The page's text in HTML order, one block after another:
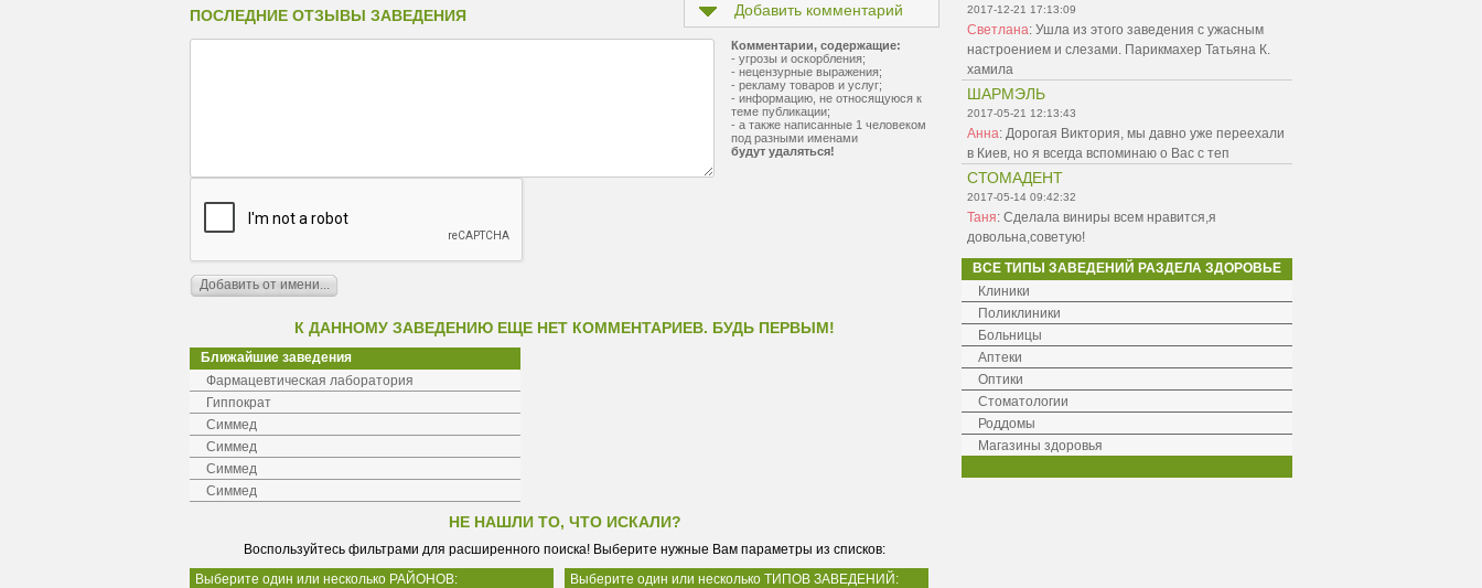
ПОСЛЕДНИЕ ОТЗЫВЫ ЗАВЕДЕНИЯ Добавить комментарий
Комментарии, содержащие:
- угрозы и оскорбления;
- нецензурные выражения;
- рекламу товаров и услуг;
- информацию, не относящуюся к
теме публикации;
- а также написанные 1 человеком
под разными именами
будут удаляться!
К ДАННОМУ ЗАВЕДЕНИЮ ЕЩЕ НЕТ КОММЕНТАРИЕВ. БУДЬ ПЕРВЫМ!
Ближайшие заведения
Фармацевтическая лаборатория
Гиппократ
Симмед
Симмед
Симмед
Симмед
НЕ НАШЛИ ТО, ЧТО ИСКАЛИ?
Воспользуйтесь фильтрами для расширенного поиска! Выберите нужные Вам параметры из списков:
Выберите один или несколько РАЙОНОВ:
Выберите один или несколько ТИПОВ ЗАВЕДЕНИЙ:
2017-12-21 17:13:09
Светлана: Ушла из этого заведения с ужасным
настроением и слезами. Парикмахер Татьяна К.
хамила
ШАРМЭЛЬ
2017-05-21 12:13:43
Анна: Дорогая Виктория, мы давно уже переехали
в Киев, но я всегда вспоминаю о Вас с теп
СТОМАДЕНТ
2017-05-14 09:42:32
Таня: Сделала виниры всем нравится,я
довольна,советую!
ВСЕ ТИПЫ ЗАВЕДЕНИЙ РАЗДЕЛА ЗДОРОВЬЕ
Клиники
Поликлиники
Больницы
Аптеки
Оптики
Стоматологии
Роддомы
Магазины здоровья